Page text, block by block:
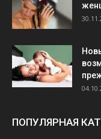
ПОПУЛЯРНАЯ